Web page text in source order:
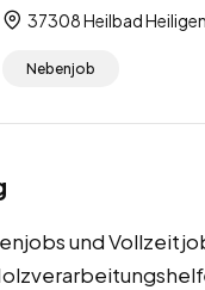
37308 Heilbad
Nebenjob
und